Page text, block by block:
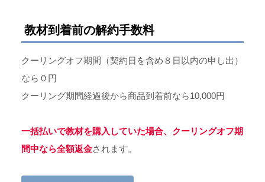
教材到着前の解約手数料
クーリングオフ期間（契約日を含め８日以内の申し出）
なら０円
クーリング期間経過後から商品到着前なら10,000円
一括払いで教材を購入していた場合、クーリングオフ期
間中なら全額返金されます。